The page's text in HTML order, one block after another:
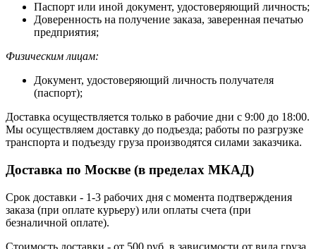
Паспорт или иной документ, удостоверяющий личность;
Доверенность на получение заказа, заверенная печатью
предприятия;
Физическим лицам:
Документ, удостоверяющий личность получателя
(паспорт);
Доставка осуществляется только в рабочие дни с 9:00 до 18:00.
Мы осуществляем доставку до подъезда; работы по разгрузке
транспорта и подъезду груза производятся силами заказчика.
Доставка по Москве (в пределах МКАД)
Срок доставки - 1-3 рабочих дня с момента подтверждения
заказа (при оплате курьеру) или оплаты счета (при
безналичной оплате).
Стоимость доставки - от 500 руб. в зависимости от вида груза.